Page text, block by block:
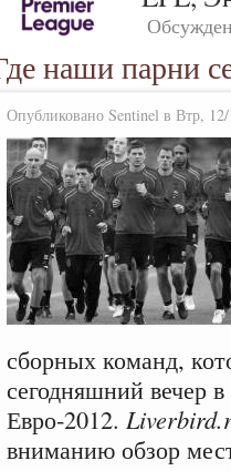
наши парни
Опубликовано Sentinel в Втр,
сборных команд,
сегодняшний вечер
Евро-2012.
вниманию обзор